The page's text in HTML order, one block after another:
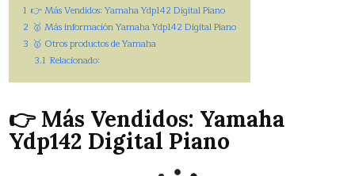
1 👉 Más Vendidos: Yamaha Ydp142 Digital Piano
2 🥇 Más información Yamaha Ydp142 Digital Piano
3 🥇 Otros productos de Yamaha
3.1 Relacionado:
👉 Más Vendidos: Yamaha
Ydp142 Digital Piano